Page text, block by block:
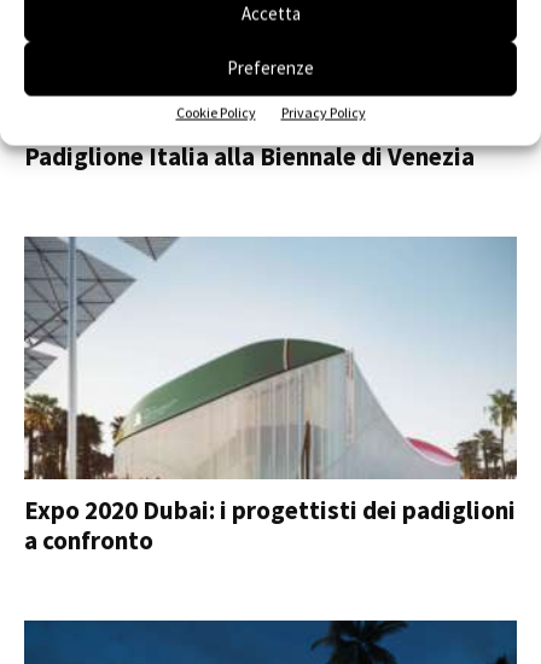
Accetta
Preferenze
Cookie Policy Privacy Policy
Laboratorio Peccioli nel cuore del
Padiglione Italia alla Biennale di Venezia
Expo 2020 Dubai: i progettisti dei padiglioni
a confronto